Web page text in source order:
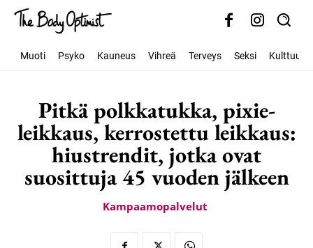
Muoti Psyko Kauneus Vihreä Terveys Seksi Kulttuuri
Pitkä polkkatukka, pixie-
leikkaus, kerrostettu leikkaus:
hiustrendit, jotka ovat
suosittuja 45 vuoden jälkeen
Kampaamopalvelut